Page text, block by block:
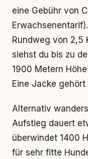
eine Gebühr von
Rundweg von 2,5
siehst du bis zu
1900 Metern
Eine Jacke
Alternativ
Aufstieg dauert
überwindet 1400
für sehr fitte